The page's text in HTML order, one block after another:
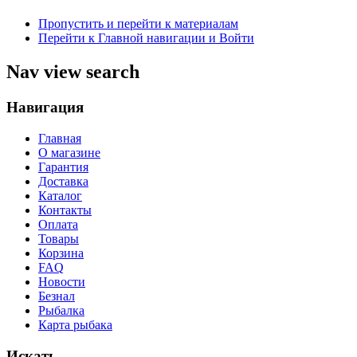
Пропустить и перейти к материалам
Перейти к Главной навигации и Войти
Nav view search
Навигация
Главная
О магазине
Гарантия
Доставка
Каталог
Контакты
Оплата
Товары
Корзина
FAQ
Новости
Безнал
Рыбалка
Карта рыбака